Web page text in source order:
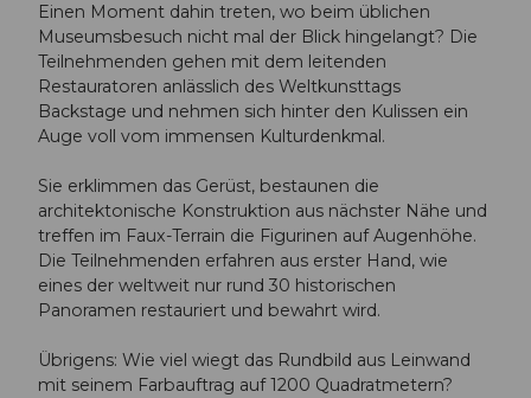
Einen Moment dahin treten, wo beim üblichen
Museumsbesuch nicht mal der Blick hingelangt? Die
Teilnehmenden gehen mit dem leitenden
Restauratoren anlässlich des Weltkunsttags
Backstage und nehmen sich hinter den Kulissen ein
Auge voll vom immensen Kulturdenkmal.
Sie erklimmen das Gerüst, bestaunen die
architektonische Konstruktion aus nächster Nähe und
treffen im Faux-Terrain die Figurinen auf Augenhöhe.
Die Teilnehmenden erfahren aus erster Hand, wie
eines der weltweit nur rund 30 historischen
Panoramen restauriert und bewahrt wird.
Übrigens: Wie viel wiegt das Rundbild aus Leinwand
mit seinem Farbauftrag auf 1200 Quadratmetern?